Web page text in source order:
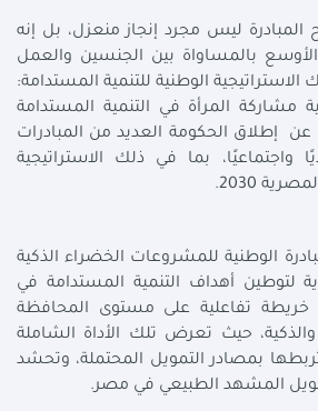
ليس مجرد إنجاز منعزل، بل إنه
بالمساواة بين الجنسين والعمل
الاستراتيجية الوطنية للتنمية المستدامة:
2030 بأهمية مشاركة المرأة في التنمية المستدامة
عن إطلاق الحكومة العديد من المبادرات
واجتماعيًا، بما في ذلك الاستراتيجية
2030.
الوطنية للمشروعات الخضراء الذكية
لتوطين أهداف التنمية المستدامة في
تفاعلية على مستوى المحافظة
حيث تعرض تلك الأداة الشاملة
بمصادر التمويل المحتملة، وتحشد
المشهد الطبيعي في مصر.